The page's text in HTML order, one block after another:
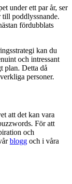
under ett par år, ser
poddlyssnande.
fördubblats
kan du
och intressant
plan. Detta då
personer.
att det kan vara
För att
och
blogg och i våra